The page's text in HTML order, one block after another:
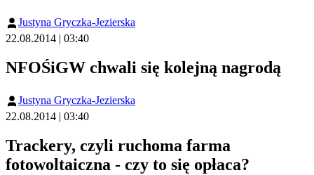
Justyna Gryczka-Jezierska
22.08.2014 | 03:40
NFOŚiGW chwali się kolejną nagrodą
Justyna Gryczka-Jezierska
22.08.2014 | 03:40
Trackery, czyli ruchoma farma
fotowoltaiczna - czy to się opłaca?